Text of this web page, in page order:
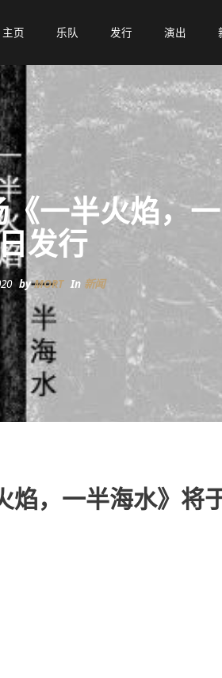
主页
主页 乐队
乐队 发行
发行 演出
演出
一半火焰，
发行
byMORT In 新闻
焰，一半海水》将